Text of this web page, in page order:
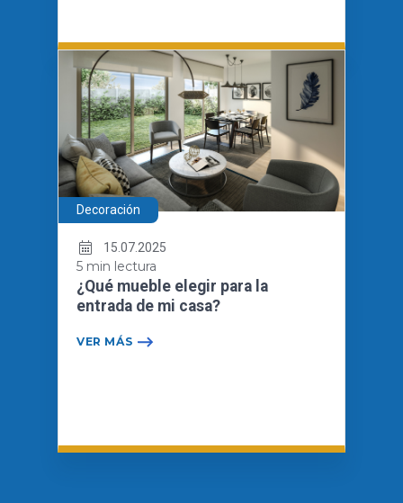
Decoración
15.07.2025
5 min lectura
¿Qué mueble elegir para la
entrada de mi casa?
VER MÁS